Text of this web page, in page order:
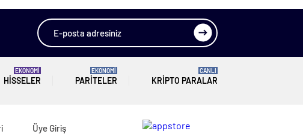
HISSELER
EKONOMİ
PARITELER
EKONOMİ
KRIPTO PARALAR
CANLI
Üye Giriş